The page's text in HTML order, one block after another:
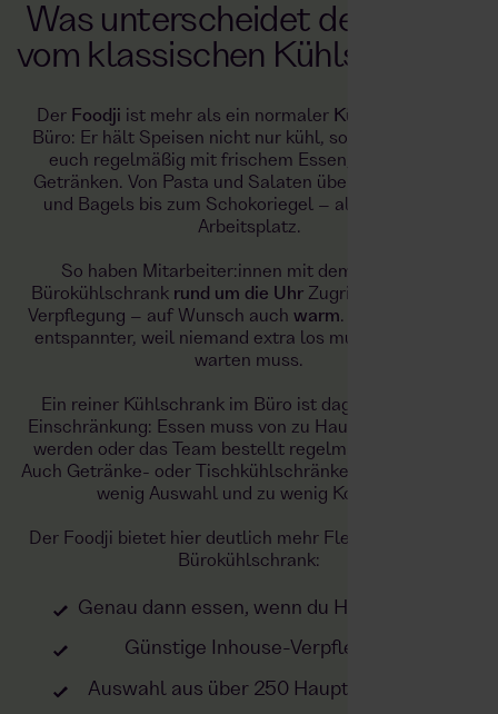
Was unterscheidet den Foodji
vom klassischen Kühlschrank?
Der Foodji ist mehr als ein normaler Kühlschrank
Büro: Er hält Speisen nicht nur kühl, sondern versorgt
euch regelmäßig mit frischem Essen, Snacks und
Getränken. Von Pasta und Salaten über Curry, Wraps
und Bagels bis zum Schokoriegel – alles direkt am
Arbeitsplatz.
So haben Mitarbeiter:innen mit dem Foodji als
Bürokühlschrank rund um die Uhr Zugriff auf gesunde
Verpflegung – auf Wunsch auch warm. Die Pause wird
entspannter, weil niemand extra los muss oder lange
warten muss.
Ein reiner Kühlschrank im Büro ist dagegen oft eine
Einschränkung: Essen muss von zu Hause mitgebracht
werden oder das Team bestellt regelmäßig auswärts.
Auch Getränke- oder Tischkühlschränke bieten meist zu
wenig Auswahl und zu wenig Komfort.
Der Foodji bietet hier deutlich mehr Flexibilität als ein
Bürokühlschrank:
Genau dann essen, wenn du Hunger hast
Günstige Inhouse-Verpflegung
Auswahl aus über 250 Hauptgerichten